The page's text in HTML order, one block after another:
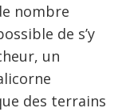
nombre
de s’y
un
des terrains